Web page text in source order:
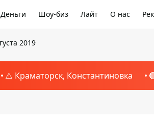
Деньги Шоу-биз Лайт О нас
2019
⚠️ Краматорск, Константиновка